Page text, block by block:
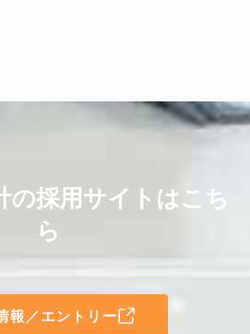
の採用サイトはこち
ら
報／エントリー